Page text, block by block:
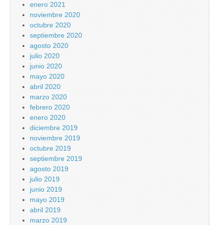
enero 2021
noviembre 2020
octubre 2020
septiembre 2020
agosto 2020
julio 2020
junio 2020
mayo 2020
abril 2020
marzo 2020
febrero 2020
enero 2020
diciembre 2019
noviembre 2019
octubre 2019
septiembre 2019
agosto 2019
julio 2019
junio 2019
mayo 2019
abril 2019
marzo 2019